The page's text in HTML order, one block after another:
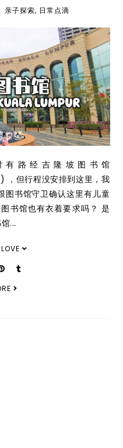
亲子探索, 日常点滴
路经吉隆坡图书馆
但行程没安排到这里，我
图书馆守卫确认这里有儿童
书馆也有衣着要求吗？ 是
...